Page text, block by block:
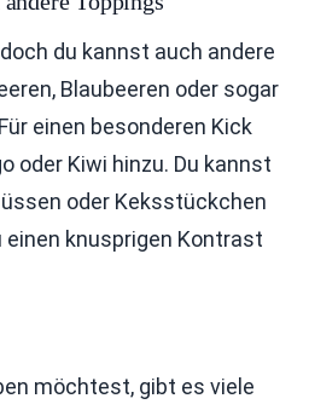
du kannst auch andere
Blaubeeren oder sogar
einen besonderen Kick
oder Kiwi hinzu. Du kannst
oder Keksstückchen
knusprigen Kontrast
möchtest, gibt es viele